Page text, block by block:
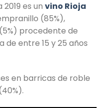
es un vino Rioja
(85%),
procedente de
de entre 15 y 25 años
en barricas de roble